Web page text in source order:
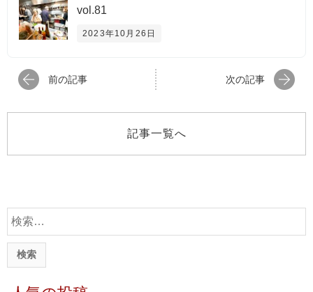
vol.81
2023年10月26日
前の記事 次の記事
記事一覧へ
検
索
: